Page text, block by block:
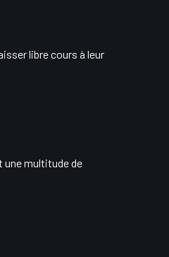
libre cours à leur
une multitude de